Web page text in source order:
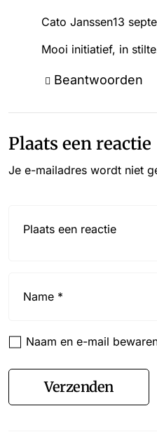
Cato Janssen13
Mooi initiatief, in
Beantwoorden
Plaats een reactie
Je e-mailadres wordt niet
Naam en e-mail
Verzenden